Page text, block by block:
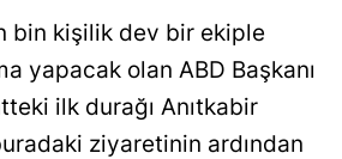
bin kişilik dev bir ekiple
yapacak olan ABD Başkanı
ilk durağı Anıtkabir
ziyaretinin ardından